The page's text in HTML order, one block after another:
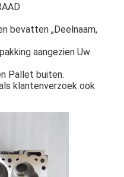
bevatten „Deelnaam,
aangezien Uw
Pallet buiten.
klantenverzoek ook